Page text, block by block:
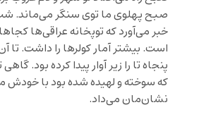
صبح پهلوی ما توی سنگر می‌ماند.
خبر می‌آورد که توپخانه عراقی‌ها
است. بیشتر آمار کولرها را داشت.
پنجاه تا را زیر آوار پیدا کرده بود.
که سوخته و لهیده شده بود با خودش
نشان‌مان می‌داد.